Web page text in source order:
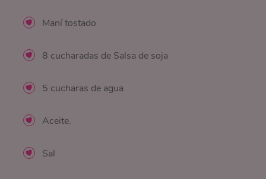
Maní tostado
8 cucharadas de Salsa de soja
5 cucharas de agua
Aceite.
Sal